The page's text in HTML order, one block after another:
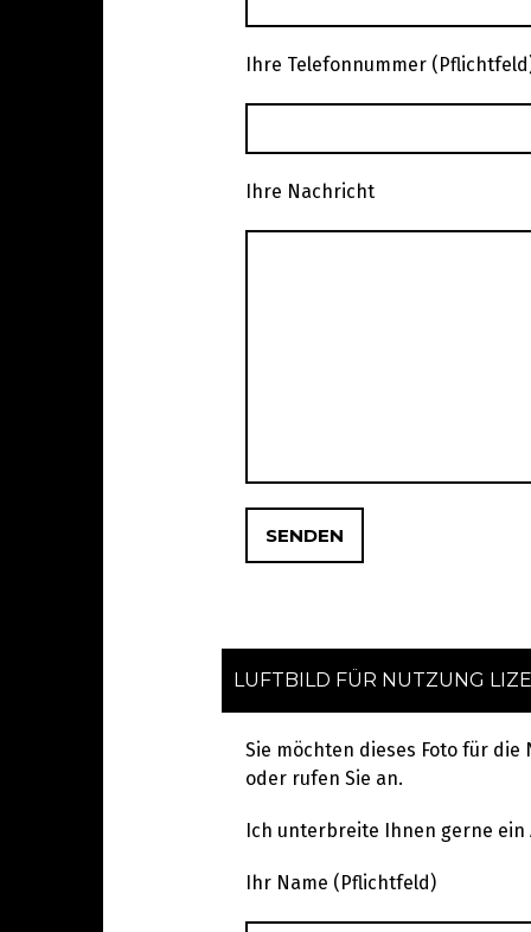
Ihre Telefonnummer
Ihre Nachricht
LUFTBILD FÜR NUTZUNG
Sie möchten dieses Foto für
oder rufen Sie an.
Ich unterbreite Ihnen gerne ein
Ihr Name (Pflichtfeld)